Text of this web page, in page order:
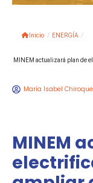
Inicio / ENERGÍA /
MINEM actualizará plan de
María Isabel
MINEM